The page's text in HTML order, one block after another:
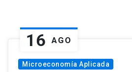
16 AGO
Microeconomía Aplicada